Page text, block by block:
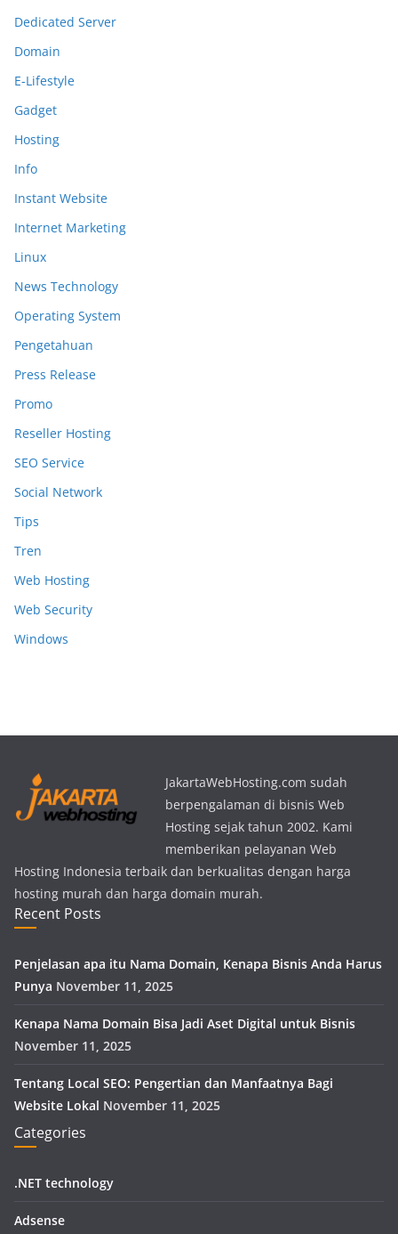
Dedicated Server
Domain
E-Lifestyle
Gadget
Hosting
Info
Instant Website
Internet Marketing
Linux
News Technology
Operating System
Pengetahuan
Press Release
Promo
Reseller Hosting
SEO Service
Social Network
Tips
Tren
Web Hosting
Web Security
Windows
JakartaWebHosting.com sudah
berpengalaman di bisnis Web
Hosting sejak tahun 2002. Kami
memberikan pelayanan Web
Hosting Indonesia terbaik dan berkualitas dengan harga
hosting murah dan harga domain murah.
Recent Posts
Penjelasan apa itu Nama Domain, Kenapa Bisnis Anda Harus
Punya November 11, 2025
Kenapa Nama Domain Bisa Jadi Aset Digital untuk Bisnis
November 11, 2025
Tentang Local SEO: Pengertian dan Manfaatnya Bagi
Website Lokal November 11, 2025
Categories
.NET technology
Adsense